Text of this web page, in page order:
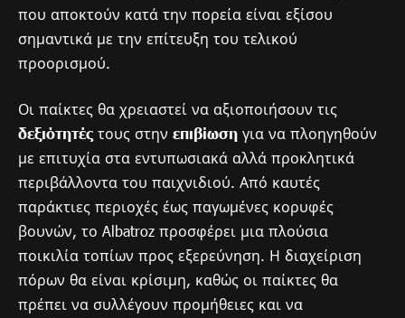
που αποκτούν κατά την πορεία είναι εξίσου
σημαντικά με την επίτευξη του τελικού
προορισμού.
Οι παίκτες θα χρειαστεί να αξιοποιήσουν τις
δεξιότητές τους στην επιβίωση για να πλοηγηθούν
με επιτυχία στα εντυπωσιακά αλλά προκλητικά
περιβάλλοντα του παιχνιδιού. Από καυτές
παράκτιες περιοχές έως παγωμένες κορυφές
βουνών, το Albatroz προσφέρει μια πλούσια
ποικιλία τοπίων προς εξερεύνηση. Η διαχείριση
πόρων θα είναι κρίσιμη, καθώς οι παίκτες θα
πρέπει να συλλέγουν προμήθειες και να